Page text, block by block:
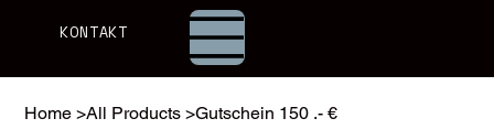
KONTAKT
Home >All Products >Gutschein 150 .- €